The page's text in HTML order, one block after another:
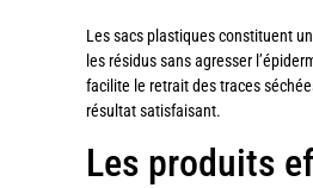
Les sacs plastiques constituent
les résidus sans agresser
facilite le retrait des traces
résultat satisfaisant.
Les produits